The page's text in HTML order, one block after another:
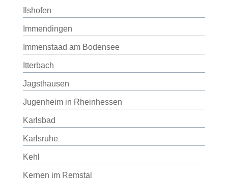
Ilshofen
Immendingen
Immenstaad am Bodensee
Itterbach
Jagsthausen
Jugenheim in Rheinhessen
Karlsbad
Karlsruhe
Kehl
Kernen im Remstal